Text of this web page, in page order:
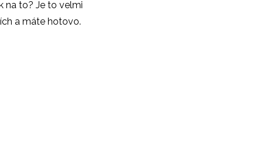
na to? Je to velmi
a máte hotovo.